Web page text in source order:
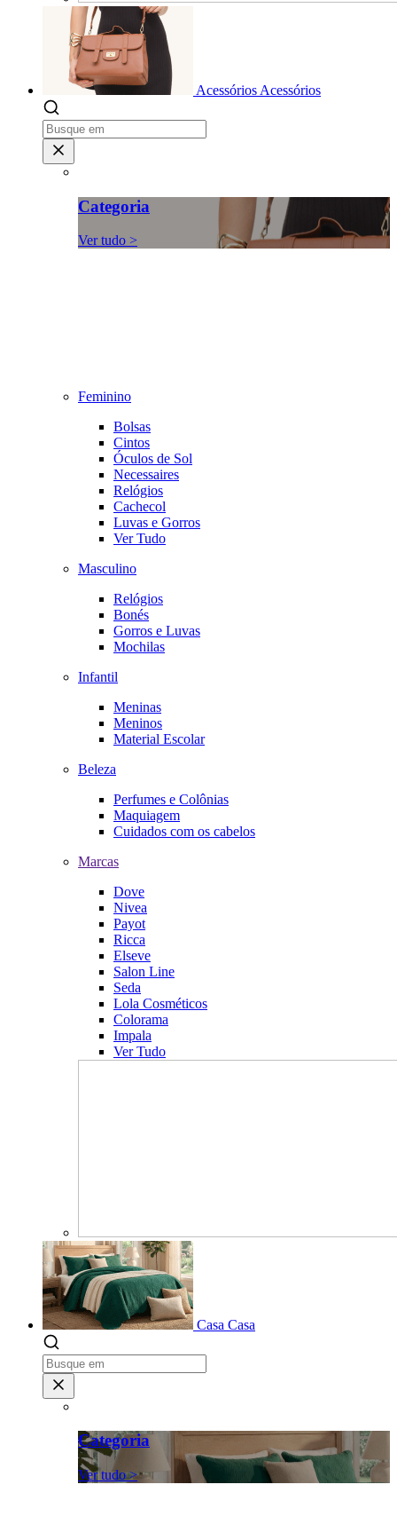
Acessórios Acessórios
Categoria
Ver tudo >
Feminino
Bolsas
Cintos
Óculos de Sol
Necessaires
Relógios
Cachecol
Luvas e Gorros
Ver Tudo
Masculino
Relógios
Bonés
Gorros e Luvas
Mochilas
Infantil
Meninas
Meninos
Material Escolar
Beleza
Perfumes e Colônias
Maquiagem
Cuidados com os cabelos
Marcas
Dove
Nivea
Payot
Ricca
Elseve
Salon Line
Seda
Lola Cosméticos
Colorama
Impala
Ver Tudo
Casa Casa
Categoria
Ver tudo >